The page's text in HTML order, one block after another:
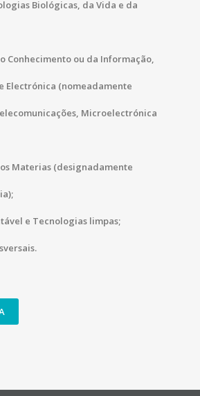
Biológicas, da Vida e da
Conhecimento ou da Informação,
Electrónica (nomeadamente
Microelectrónica
Materias (designadamente
e Tecnologias limpas;